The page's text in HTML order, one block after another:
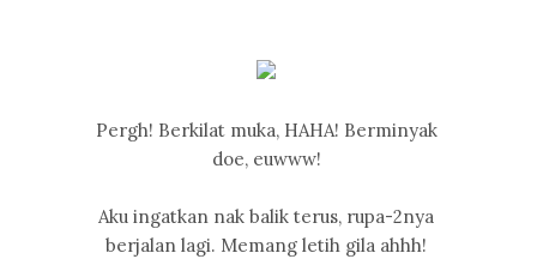
Pergh! Berkilat muka, HAHA! Berminyak
doe, euwww!
Aku ingatkan nak balik terus, rupa-2nya
berjalan lagi. Memang letih gila ahhh!